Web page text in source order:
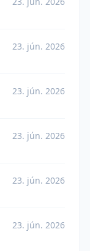
23. jún. 2026
23. jún. 2026
23. jún. 2026
23. jún. 2026
23. jún. 2026